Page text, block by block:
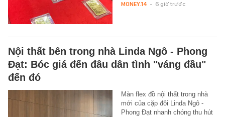
MONEY.14 - 6 giờ trước
Nội thất bên trong nhà Linda Ngô - Phong
Đạt: Bóc giá đến đâu dân tình "váng đầu"
đến đó
Màn flex đồ nội thất trong nhà
mới của cặp đôi Linda Ngô -
Phong Đạt nhanh chóng thu hút